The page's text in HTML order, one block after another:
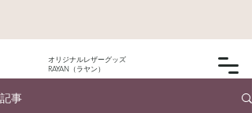
オリジナルレザーグッズ
RAYAN（ラヤン）
記事